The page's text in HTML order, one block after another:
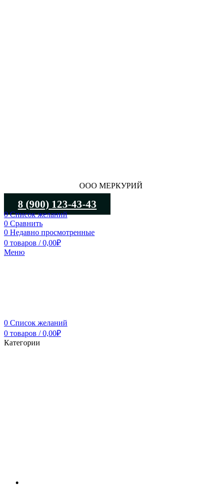
ООО МЕРКУРИЙ
8 (900) 123-43-43
0Список желаний
0 Сравнить
0 Недавно просмотренные
0 товаров / 0,00₽
Меню
0 Список желаний
0 товаров / 0,00₽
Категории